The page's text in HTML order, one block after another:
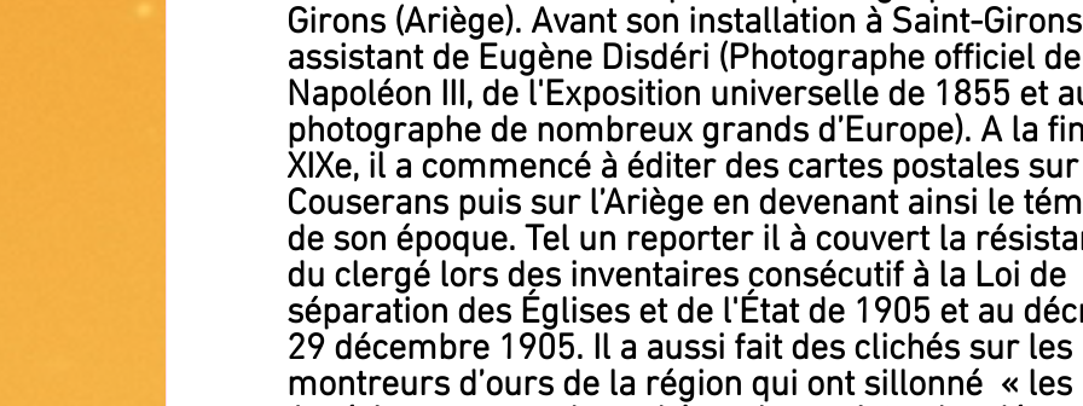
Girons (Ariège). Avant son installation à Saint-
assistant de Eugène Disdéri (Photographe officiel
Napoléon III, de l'Exposition universelle de 1855 et
photographe de nombreux grands d’Europe). A la
XIXe, il a commencé à éditer des cartes postales
Couserans puis sur l’Ariège en devenant ainsi le
de son époque. Tel un reporter il à couvert la
du clergé lors des inventaires consécutif à la Loi de
séparation des Églises et de l'État de 1905 et au
29 décembre 1905. Il a aussi fait des clichés sur les
montreurs d’ours de la région qui ont sillonné  « les